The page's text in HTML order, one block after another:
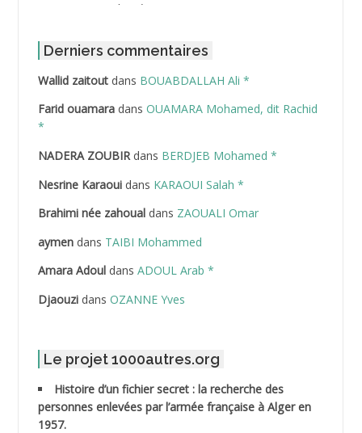
ABBOUR Azzedine *
ABDAT Amar
ABDEDDAIM Hamid
ABDELAZIZ Mohamed
ABDELHAFID Lakhdar
ABDELLI Mohamed
ABDELLI Mohamed *
ABDELMOUMENE Ahmed
ABDESMED Mohamed ben Kaddour
Derniers commentaires
Wallid zaitoutdans BOUABDALLAH Ali *
Farid ouamaradans OUAMARA Mohamed, dit Rachid
*
NADERA ZOUBIRdans BERDJEB Mohamed *
Nesrine Karaouidans KARAOUI Salah *
Brahimi née zahoualdans ZAOUALI Omar
aymendans TAIBI Mohammed
Amara Adouldans ADOUL Arab *
Djaouzidans OZANNE Yves
Le projet 1000autres.org
Histoire d’un fichier secret : la recherche des
personnes enlevées par l’armée française à Alger en
1957.